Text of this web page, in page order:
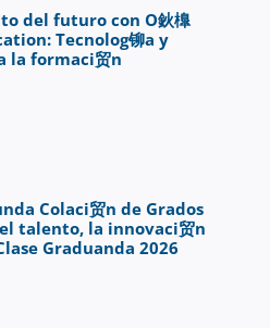
del futuro con O鈥橰
Tecnolog铆a y
la formaci贸n
Colaci贸n de Grados
talento, la innovaci贸n
Graduanda 2026